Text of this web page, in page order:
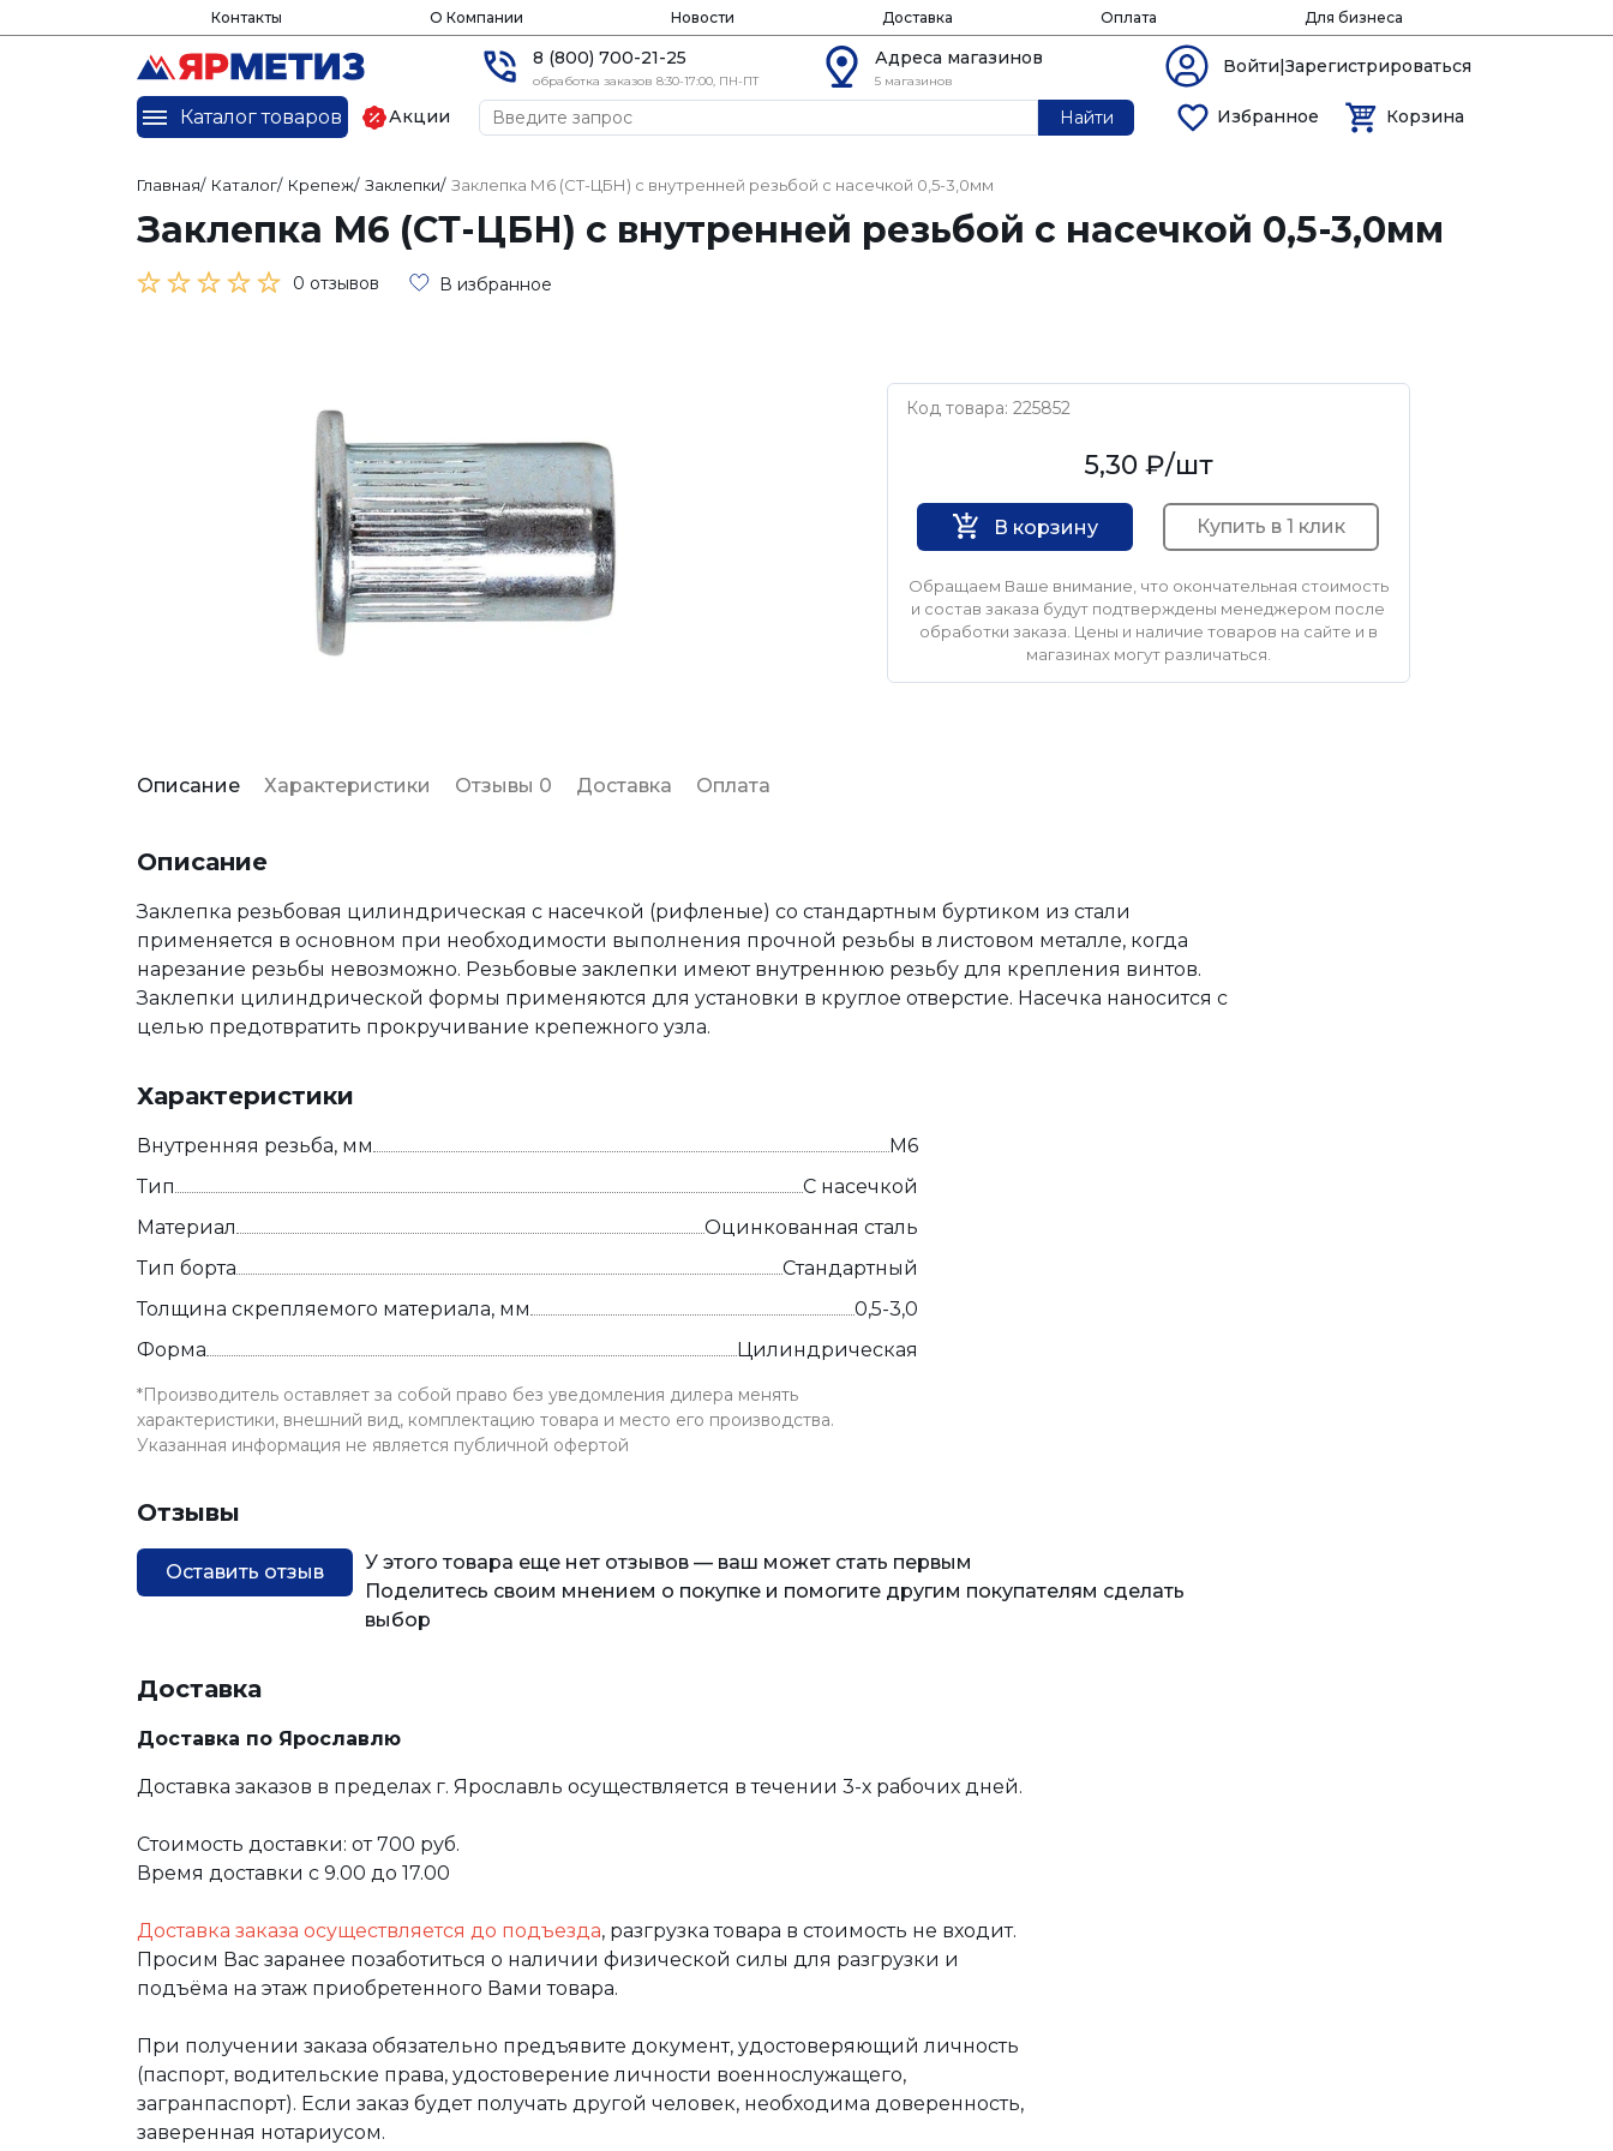
Контакты О Компании Новости Доставка Оплата Для бизнеса
8 (800) 700-21-25
обработка заказов 8:30-17:00, ПН-ПТ
Адреса магазинов
5 магазинов
Войти|Зарегистрироваться
Каталог товаров Акции Найти Избранное Корзина
Главная/ Каталог/ Крепеж/ Заклепки/ Заклепка М6 (СТ-ЦБН) с внутренней резьбой с насечкой 0,5-3,0мм
Заклепка М6 (СТ-ЦБН) с внутренней резьбой с насечкой 0,5-3,0мм
0 отзывов В избранное
Код товара: 225852
5,30 ₽/шт
В корзину Купить в 1 клик
Обращаем Ваше внимание, что окончательная стоимость
и состав заказа будут подтверждены менеджером после
обработки заказа. Цены и наличие товаров на сайте и в
магазинах могут различаться.
Описание Характеристики Отзывы 0 Доставка Оплата
Описание
Заклепка резьбовая цилиндрическая с насечкой (рифленые) со стандартным буртиком из стали
применяется в основном при необходимости выполнения прочной резьбы в листовом металле, когда
нарезание резьбы невозможно. Резьбовые заклепки имеют внутреннюю резьбу для крепления винтов.
Заклепки цилиндрической формы применяются для установки в круглое отверстие. Насечка наносится с
целью предотвратить прокручивание крепежного узла.
Характеристики
Внутренняя резьба, мм
М6
Тип
С насечкой
Материал
Оцинкованная сталь
Тип борта
Стандартный
Толщина скрепляемого материала, мм
0,5-3,0
Форма
Цилиндрическая
*Производитель оставляет за собой право без уведомления дилера менять
характеристики, внешний вид, комплектацию товара и место его производства.
Указанная информация не является публичной офертой
Отзывы
Оставить отзыв
У этого товара еще нет отзывов — ваш может стать первым
Поделитесь своим мнением о покупке и помогите другим покупателям сделать
выбор
Доставка
Доставка по Ярославлю
Доставка заказов в пределах г. Ярославль осуществляется в течении 3-х рабочих дней.
Стоимость доставки: от 700 руб.
Время доставки с 9.00 до 17.00
Доставка заказа осуществляется до подъезда, разгрузка товара в стоимость не входит.
Просим Вас заранее позаботиться о наличии физической силы для разгрузки и
подъёма на этаж приобретенного Вами товара.
При получении заказа обязательно предъявите документ, удостоверяющий личность
(паспорт, водительские права, удостоверение личности военнослужащего,
загранпаспорт). Если заказ будет получать другой человек, необходима доверенность,
заверенная нотариусом.